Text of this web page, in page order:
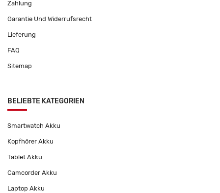
Zahlung
Garantie Und Widerrufsrecht
Lieferung
FAQ
Sitemap
BELIEBTE KATEGORIEN
Smartwatch Akku
Kopfhörer Akku
Tablet Akku
Camcorder Akku
Laptop Akku